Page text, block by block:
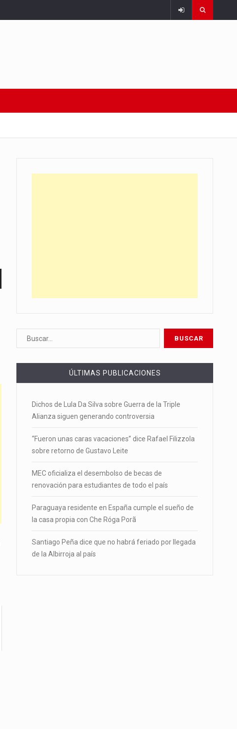
ÚLTIMAS PUBLICACIONES
Dichos de Lula Da Silva sobre Guerra de la Triple
Alianza siguen generando controversia
“Fueron unas caras vacaciones” dice Rafael Filizzola
sobre retorno de Gustavo Leite
MEC oficializa el desembolso de becas de
renovación para estudiantes de todo el país
Paraguaya residente en España cumple el sueño de
la casa propia con Che Róga Porã
Santiago Peña dice que no habrá feriado por llegada
de la Albirroja al país